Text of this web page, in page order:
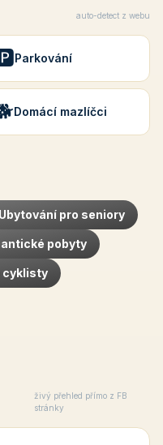
auto-detect z webu
Parkování
Domácí mazlíčci
pro seniory
pobyty
cyklisty
živý přehled přímo z FB
stránky